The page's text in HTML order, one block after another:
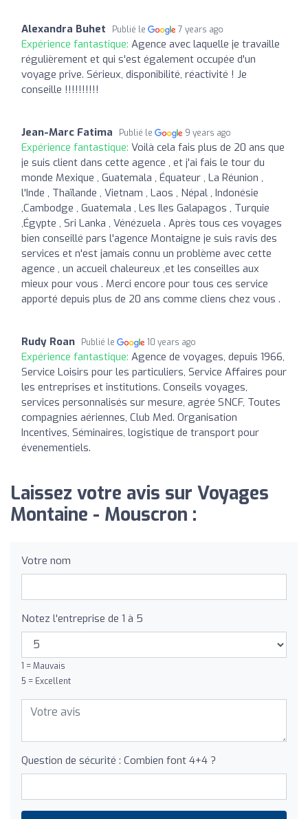
Alexandra Buhet Publié le 7 years ago
Expérience fantastique: Agence avec laquelle je travaille
régulièrement et qui s'est également occupée d'un
voyage prive. Sérieux, disponibilité, réactivité ! Je
conseille !!!!!!!!!!
Jean-Marc Fatima Publié le 9 years ago
Expérience fantastique: Voilà cela fais plus de 20 ans que
je suis client dans cette agence , et j'ai fais le tour du
monde Mexique , Guatemala , Équateur , La Réunion ,
l'Inde , Thaïlande , Vietnam , Laos , Népal , Indonésie
,Cambodge , Guatemala , Les Iles Galapagos , Turquie
,Égypte , Sri Lanka , Vénézuela . Après tous ces voyages
bien conseillé pars l'agence Montaigne je suis ravis des
services et n'est jamais connu un problème avec cette
agence , un accueil chaleureux ,et les conseilles aux
mieux pour vous . Merci encore pour tous ces service
apporté depuis plus de 20 ans comme cliens chez vous .
Rudy Roan Publié le 10 years ago
Expérience fantastique: Agence de voyages, depuis 1966,
Service Loisirs pour les particuliers, Service Affaires pour
les entreprises et institutions. Conseils voyages,
services personnalisés sur mesure, agrée SNCF, Toutes
compagnies aériennes, Club Med. Organisation
Incentives, Séminaires, logistique de transport pour
évenementiels.
Laissez votre avis sur Voyages
Montaine - Mouscron :
Votre nom
Notez l'entreprise de 1 à 5
1 = Mauvais
5 = Excellent
Question de sécurité : Combien font 4+4 ?